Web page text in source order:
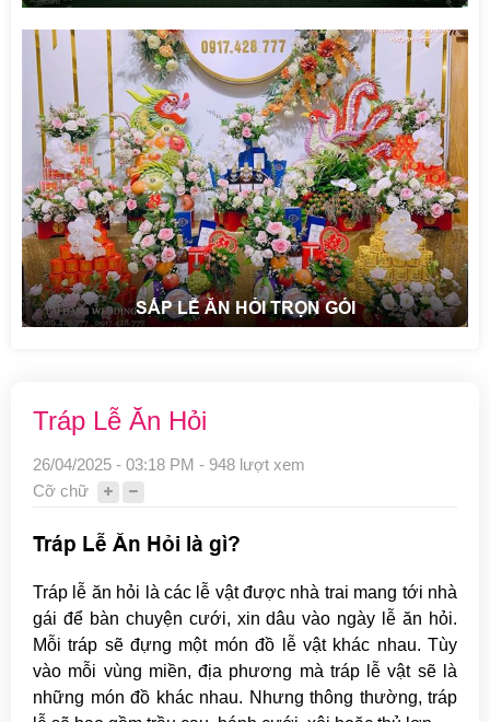
SẮP LỄ ĂN HỎI TRỌN GÓI
Tráp Lễ Ăn Hỏi
26/04/2025 - 03:18 PM - 948 lượt xem
Cỡ chữ
Tráp Lễ Ăn Hỏi là gì?
Tráp lễ ăn hỏi là các lễ vật được nhà trai mang tới nhà
gái để bàn chuyện cưới, xin dâu vào ngày lễ ăn hỏi.
Mỗi tráp sẽ đựng một món đồ lễ vật khác nhau. Tùy
vào mỗi vùng miền, địa phương mà tráp lễ vật sẽ là
những món đồ khác nhau. Nhưng thông thường, tráp